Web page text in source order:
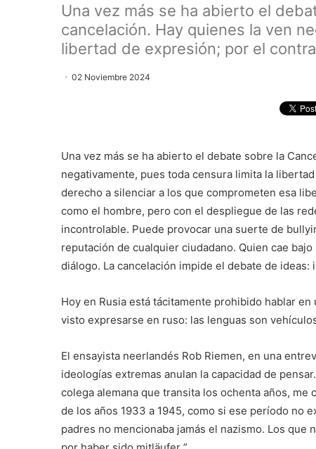
Una vez más se ha abierto el
cancelación. Hay quienes la ven
libertad de expresión; por el
02 Noviembre 2024
Una vez más se ha abierto el debate sobre la
negativamente, pues toda censura limita la
derecho a silenciar a los que comprometen esa
como el hombre, pero con el despliegue de las
incontrolable. Puede provocar una suerte de
reputación de cualquier ciudadano. Quien cae
diálogo. La cancelación impide el debate de
Hoy en Rusia está tácitamente prohibido hablar
visto expresarse en ruso: las lenguas son
El ensayista neerlandés Rob Riemen, en una
ideologías extremas anulan la capacidad de
colega alemana que transita los ochenta años,
de los años 1933 a 1945, como si ese período no
padres no mencionaba jamás el nazismo. Los